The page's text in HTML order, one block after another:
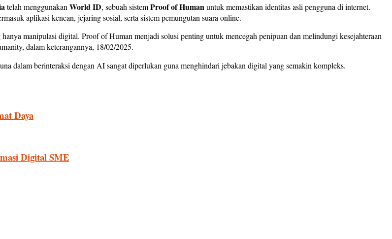
telah menggunakan World ID, sebuah sistemProof of Humanuntuk memastikan identitas asli pengguna di internet.
aplikasi kencan, jejaring sosial, serta sistem pemungutan suara online.
manipulasi digital. Proof of Human menjadi solusi penting untuk mencegah penipuan dan melindungi kesejahteraan
dalam keterangannya, 18/02/2025.
dalam berinteraksi dengan AI sangat diperlukan guna menghindari jebakan digital yang semakin kompleks.
Daya
Digital SME